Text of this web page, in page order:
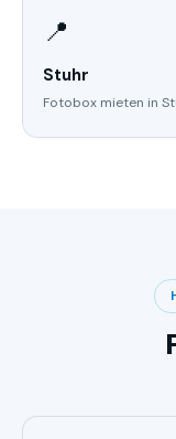
📍
Stuhr
Fotobox mieten in